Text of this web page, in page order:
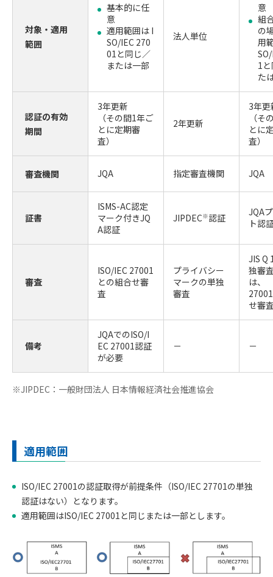
対象・適用
範囲
基本的に任
意
適用範囲は I
SO/IEC 270
01と同じ／
または一部
法人単位
意
組
の
用
1
た
認証の有効
期間
3年更新
（その間1年ご
とに定期審
査）
2年更新
3年更
（そ
とに
査）
審査機関 JQA 指定審査機関 JQA
証書
ISMS-AC認定
マーク付きJQ
A認証
JIPDEC※認証
JQA
ト認
審査
ISO/IEC 27001
との組合せ審
査
プライバシー
マークの単独
審査
JIS Q
独審
は、
せ審
備考
JQAでのISO/I
EC 27001認証
が必要
－ －
※JIPDEC：一般財団法人 日本情報経済社会推進協会
適用範囲
ISO/IEC 27001の認証取得が前提条件（ISO/IEC 27701の単独
認証はない）となります。
適用範囲はISO/IEC 27001と同じまたは一部とします。